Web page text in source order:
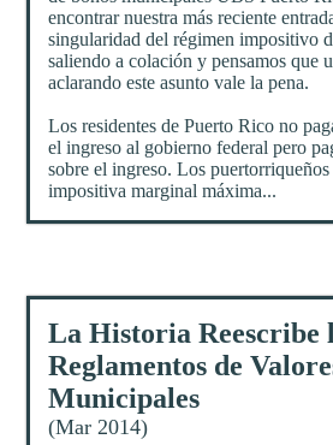
encontrar nuestra más reciente
singularidad del régimen impositivo
saliendo a colación y pensamos que
aclarando este asunto vale la pena.
Los residentes de Puerto Rico no
el ingreso al gobierno federal pero
sobre el ingreso. Los puertorriqueños
impositiva marginal máxima...
La Historia Reescribe
Reglamentos de
Municipales
(Mar 2014)